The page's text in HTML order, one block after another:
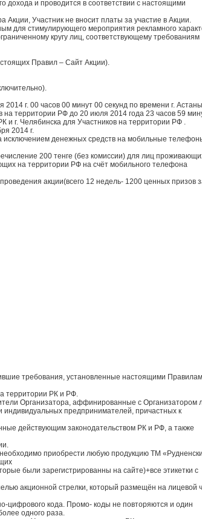
дохода и проводится в соответствии с настоящими
Участник не вносит платы за участие в Акции.
для стимулирующего мероприятия рекламного
кругу лиц, соответствующему требованиям
Правил – Сайт Акции).
г. 00 часов 00 минут 00 секунд по времени г.
на территории РФ до 20 июля 2014 года 23 часов 59
и г. Челябинска для Участников на территории РФ .
2014 г.
исключением денежных средств на мобильные
200 тенге (без комиссии) для лиц
на территории РФ на счёт мобильного телефона
акции(всего 12 недель- 1200 ценных призов
требования, установленные настоящими
территории РК и РФ.
Организатора, аффинированные с Организатором
индивидуальных предпринимателей, причастных к
действующим законодательством РК и РФ, а также
приобрести любую продукцию ТМ
были зарегистрированны на сайте)+все этикетки с
акционной стрелки, который размещён на лицевой
цифрового кода. Промо- коды не повторяются и один
одного раза.